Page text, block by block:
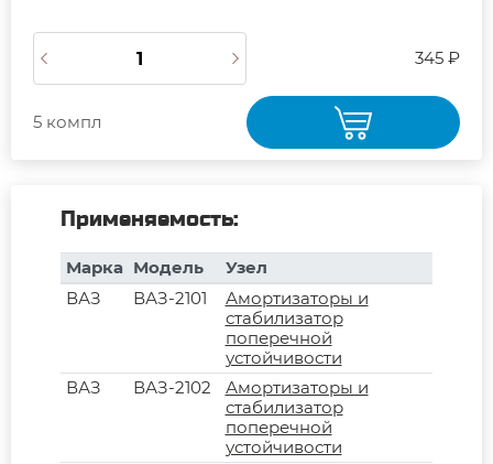
345 ₽
5 компл
Применяемость:
Марка Модель
Узел
ВАЗ
ВАЗ-2101
Амортизаторы и
стабилизатор
поперечной
устойчивости
ВАЗ
ВАЗ-2102
Амортизаторы и
стабилизатор
поперечной
устойчивости